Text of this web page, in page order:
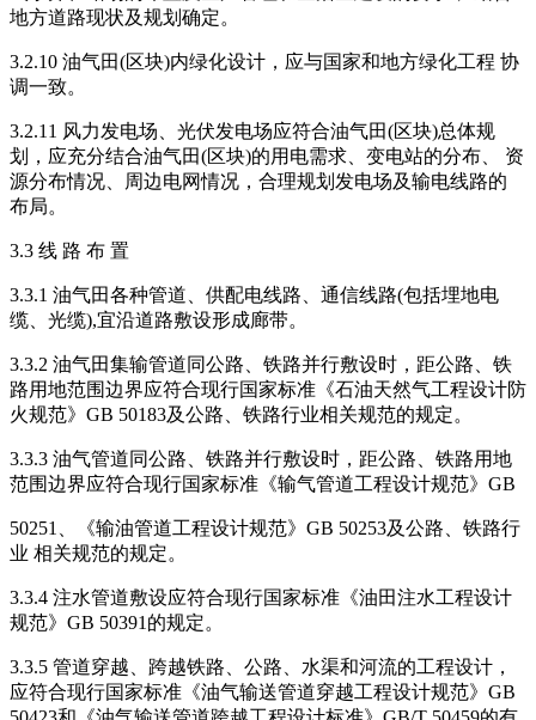
地方道路现状及规划确定。
3.2.10 油气田(区块)内绿化设计，应与国家和地方绿化工程 协
调一致。
3.2.11 风力发电场、光伏发电场应符合油气田(区块)总体规
划，应充分结合油气田(区块)的用电需求、变电站的分布、 资
源分布情况、周边电网情况，合理规划发电场及输电线路的
布局。
3.3 线 路 布 置
3.3.1 油气田各种管道、供配电线路、通信线路(包括埋地电
缆、光缆),宜沿道路敷设形成廊带。
3.3.2 油气田集输管道同公路、铁路并行敷设时，距公路、铁
路用地范围边界应符合现行国家标准《石油天然气工程设计防
火规范》GB 50183及公路、铁路行业相关规范的规定。
3.3.3 油气管道同公路、铁路并行敷设时，距公路、铁路用地
范围边界应符合现行国家标准《输气管道工程设计规范》GB
50251、《输油管道工程设计规范》GB 50253及公路、铁路行
业 相关规范的规定。
3.3.4 注水管道敷设应符合现行国家标准《油田注水工程设计
规范》GB 50391的规定。
3.3.5 管道穿越、跨越铁路、公路、水渠和河流的工程设计，
应符合现行国家标准《油气输送管道穿越工程设计规范》GB